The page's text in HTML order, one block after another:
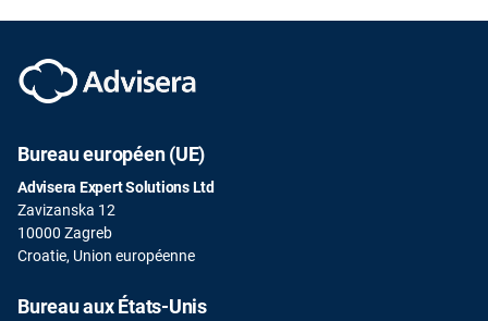
Bureau européen (UE)
Advisera Expert Solutions Ltd
Zavizanska 12
10000 Zagreb
Croatie, Union européenne
Bureau aux États-Unis